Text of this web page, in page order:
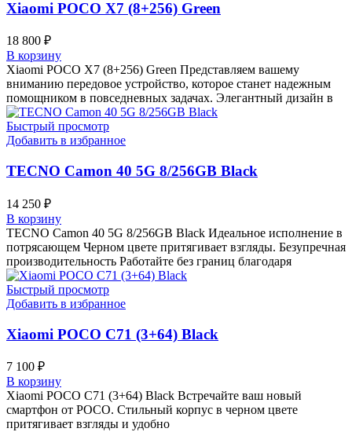
Xiaomi POCO X7 (8+256) Green
18 800 ₽
В корзину
Xiaomi POCO X7 (8+256) Green Представляем вашему
вниманию передовое устройство, которое станет надежным
помощником в повседневных задачах. Элегантный дизайн в
Быстрый просмотр
Добавить в избранное
TECNO Camon 40 5G 8/256GB Black
14 250 ₽
В корзину
TECNO Camon 40 5G 8/256GB Black Идеальное исполнение в
потрясающем Черном цвете притягивает взгляды. Безупречная
производительность Работайте без границ благодаря
Быстрый просмотр
Добавить в избранное
Xiaomi POCO C71 (3+64) Black
7 100 ₽
В корзину
Xiaomi POCO C71 (3+64) Black Встречайте ваш новый
смартфон от POCO. Стильный корпус в черном цвете
притягивает взгляды и удобно